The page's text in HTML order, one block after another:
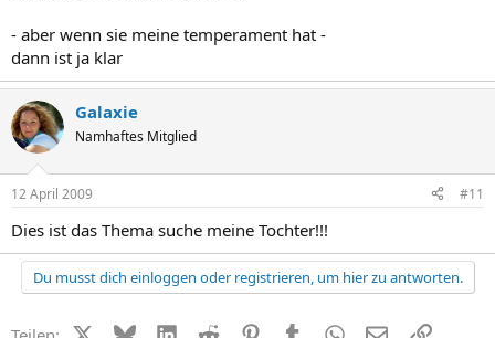
- aber wenn sie meine temperament hat -
dann ist ja klar
Galaxie
Namhaftes Mitglied
12 April 2009 #11
Dies ist das Thema suche meine Tochter!!!
Du musst dich einloggen oder registrieren, um hier zu antworten.
X (Twitter)
BlueskyLinkedIn
Reddit PinterestTumblr WhatsApp
E-MailLink